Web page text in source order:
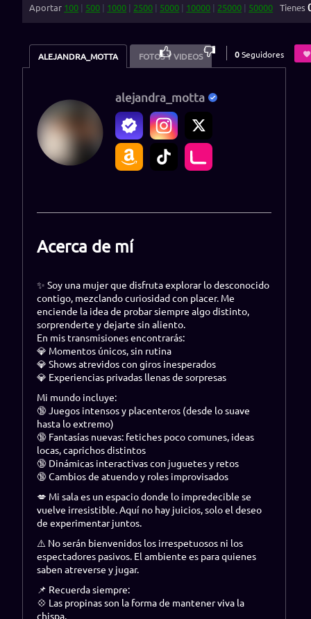
Aportar 100 | 500 | 1000 | 2500 | 5000 | 10000 | 25000 | 50000 Tienes
ALEJANDRA_MOTTA FOTOS Y VIDEOS
100% 0Seguidores
alejandra_motta
Acerca de mí
✨ Soy una mujer que disfruta explorar lo desconocido
contigo, mezclando curiosidad con placer. Me
enciende la idea de probar siempre algo distinto,
sorprenderte y dejarte sin aliento.
En mis transmisiones encontrarás:
💎 Momentos únicos, sin rutina
💎 Shows atrevidos con giros inesperados
💎 Experiencias privadas llenas de sorpresas
Mi mundo incluye:
🔞 Juegos intensos y placenteros (desde lo suave
hasta lo extremo)
🔞 Fantasías nuevas: fetiches poco comunes, ideas
locas, caprichos distintos
🔞 Dinámicas interactivas con juguetes y retos
🔞 Cambios de atuendo y roles improvisados
💋 Mi sala es un espacio donde lo impredecible se
vuelve irresistible. Aquí no hay juicios, solo el deseo
de experimentar juntos.
⚠️ No serán bienvenidos los irrespetuosos ni los
espectadores pasivos. El ambiente es para quienes
saben atreverse y jugar.
📌 Recuerda siempre:
💠 Las propinas son la forma de mantener viva la
chispa.